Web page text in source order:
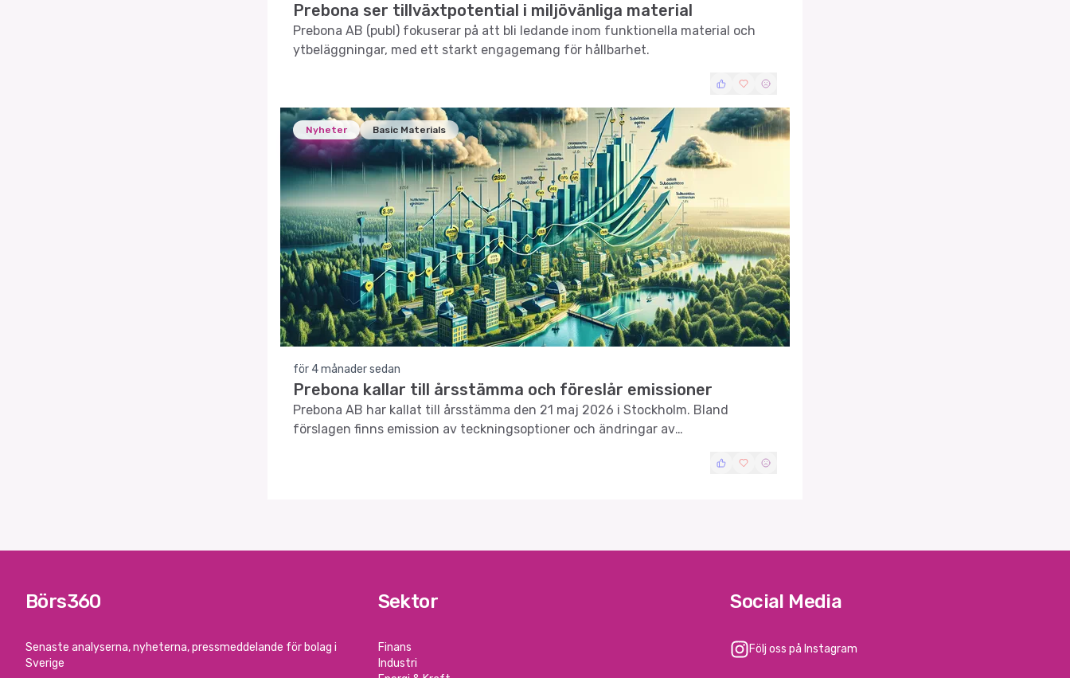
Prebona ser tillväxtpotential i miljövänliga material
Prebona AB (publ) fokuserar på att bli ledande inom funktionella material och
ytbeläggningar, med ett starkt engagemang för hållbarhet.
Nyheter Basic Materials
för 4 månader sedan
Prebona kallar till årsstämma och föreslår emissioner
Prebona AB har kallat till årsstämma den 21 maj 2026 i Stockholm. Bland
förslagen finns emission av teckningsoptioner och ändringar av
Börs360
Senaste analyserna, nyheterna, pressmeddelande för bolag i
Sverige
Sektor
Finans
Industri
Social Media
Följ oss på Instagram